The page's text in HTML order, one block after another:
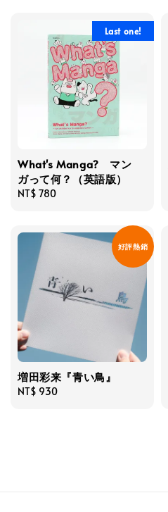
Last one!
What's Manga? マン
ガって何？（英語版）
Regular
NT$ 780
好評熱銷
増田彩来『青い鳥』
Regular
NT$ 930